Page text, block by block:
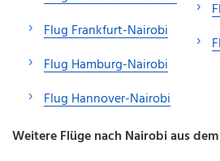
Flug Frankfurt-Nairobi
Flug Hamburg-Nairobi
Flug Hannover-Nairobi
Weitere Flüge nach Nairobi aus